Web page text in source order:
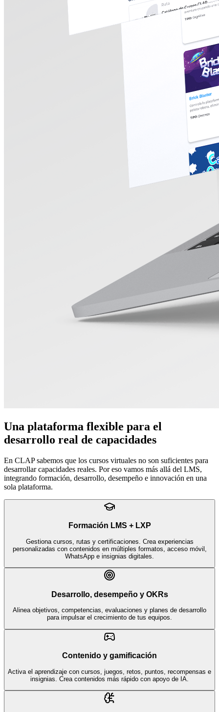
Una plataforma flexible para el
desarrollo real de capacidades
En CLAP sabemos que los cursos virtuales no son suficientes para
desarrollar capacidades reales. Por eso vamos más allá del LMS,
integrando formación, desarrollo, desempeño e innovación en una
sola plataforma.
Formación LMS + LXP
Gestiona cursos, rutas y certificaciones. Crea experiencias
personalizadas con contenidos en múltiples formatos, acceso móvil,
WhatsApp e insignias digitales.
Desarrollo, desempeño y OKRs
Alinea objetivos, competencias, evaluaciones y planes de desarrollo
para impulsar el crecimiento de tus equipos.
Contenido y gamificación
Activa el aprendizaje con cursos, juegos, retos, puntos, recompensas e
insignias. Crea contenidos más rápido con apoyo de IA.